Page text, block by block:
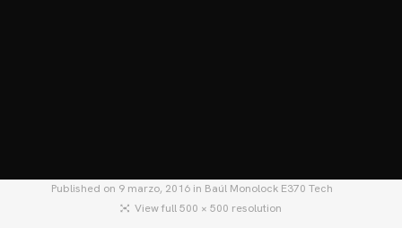
Published on 9 marzo, 2016in Baúl Monolock E370 Tech
View full 500 × 500 resolution